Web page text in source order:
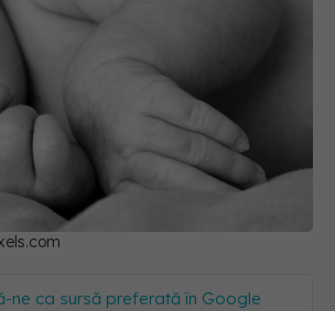
ne ca sursă preferată în Google